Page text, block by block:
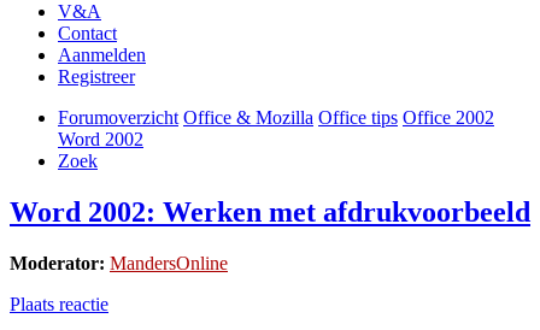
V&A
Contact
Aanmelden
Registreer
Forumoverzicht Office & Mozilla Office tips Office 2002
Word 2002
Zoek
Word 2002: Werken met afdrukvoorbeeld
Moderator: MandersOnline
Plaats reactie